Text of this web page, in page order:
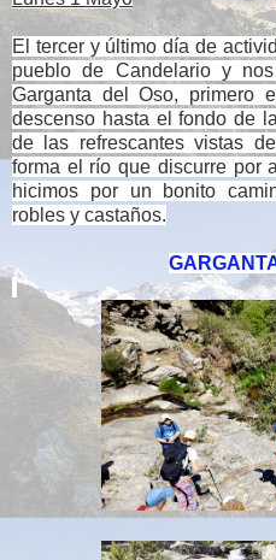
El tercer y último día de
pueblo de Candelario y
Garganta del Oso, primero
descenso hasta el fondo de
de las refrescantes vistas
forma el río que discurre por
hicimos por un bonito
robles y castaños.